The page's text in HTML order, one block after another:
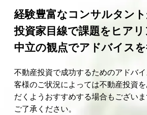
経験豊富なコンサルタン
投資家目線で課題をヒアリ
中立の観点でアドバイスを
不動産投資で成功するためのアドバ
客様のご状況によっては不動産投資
だくようおすすめする場合もござい
ご了承ください。